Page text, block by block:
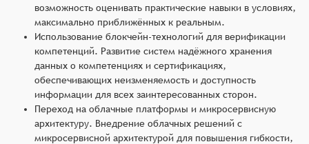
возможность оценивать практические навыки в условиях,
максимально приближённых к реальным.
Использование блокчейн-технологий для верификации
компетенций. Развитие систем надёжного хранения
данных о компетенциях и сертификациях,
обеспечивающих неизменяемость и доступность
информации для всех заинтересованных сторон.
Переход на облачные платформы и микросервисную
архитектуру. Внедрение облачных решений с
микросервисной архитектурой для повышения гибкости,